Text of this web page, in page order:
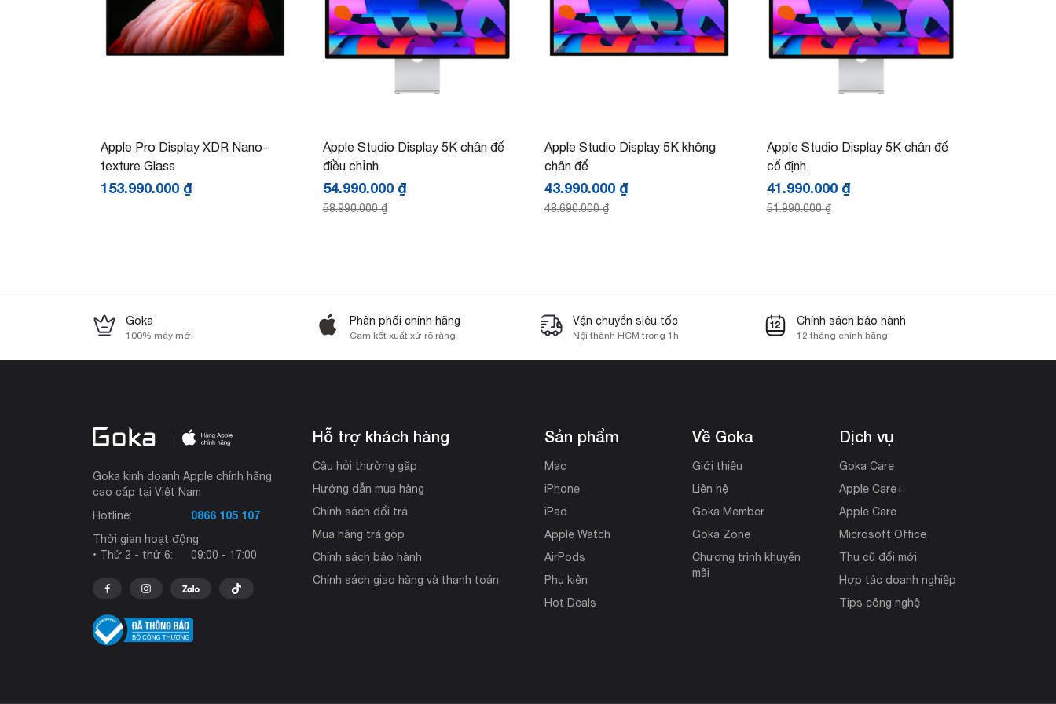
Apple Pro Display XDR Nano-
texture Glass
153.990.000 ₫
Apple Studio Display 5K chân đế
điều chỉnh
54.990.000 ₫
58.990.000₫
Apple Studio Display 5K không
chân đế
43.990.000 ₫
48.690.000₫
Apple Studio Display 5K chân đế
cố định
41.990.000 ₫
51.990.000₫
Goka
100% máy mới
Phân phối chính hãng
Cam kết xuất xứ rõ ràng
Vận chuyển siêu tốc
Nội thành HCM trong 1h
Chính sách bảo hành
12 tháng chính hãng
Goka kinh doanh Apple chính hãng
cao cấp tại Việt Nam
Hotline:
0866 105 107
Thời gian hoạt động
• Thứ 2 - thứ 6:
09:00 - 17:00
Hỗ trợ khách hàng
Câu hỏi thường gặp
Hướng dẫn mua hàng
Chính sách đổi trả
Mua hàng trả góp
Chính sách bảo hành
Chính sách giao hàng và thanh toán
Sản phẩm
Mac
iPhone
iPad
Apple Watch
AirPods
Phụ kiện
Hot Deals
Về Goka
Giới thiệu
Liên hệ
Goka Member
Goka Zone
Chương trình khuyến
mãi
Dịch vụ
Goka Care
Apple Care+
Apple Care
Microsoft Office
Thu cũ đổi mới
Hợp tác doanh nghiệp
Tips công nghệ